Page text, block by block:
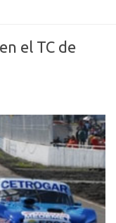
el TC de